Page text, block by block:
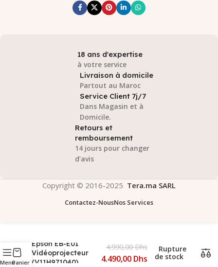
18 ans d'expertise
à votre service
Livraison à domicile
Partout au Maroc
Service Client 7j/7
Dans Magasin et à
Domicile.
Retours et
remboursement
14 jours pour changer
d’avis
Copyright © 2016-2025 Tera.ma SARL
Contactez-NousNos Services
MenuPanier
Epson EB-E01
Vidéoprojecteur
(V11H971040)
4.990,00Dhs
4.490,00 Dhs
Rupture
de stock